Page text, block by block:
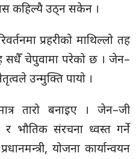
कहिल्यै उठ्न सकेन ।
प्रहरीको माथिल्लो तह
चेपुवामा परेको छ । जेन–
उन्मुक्ति पायो ।
तारो बनाइए । जेन–जी
भौतिक संरचना ध्वस्त गर्ने
योजना कार्यान्वयन